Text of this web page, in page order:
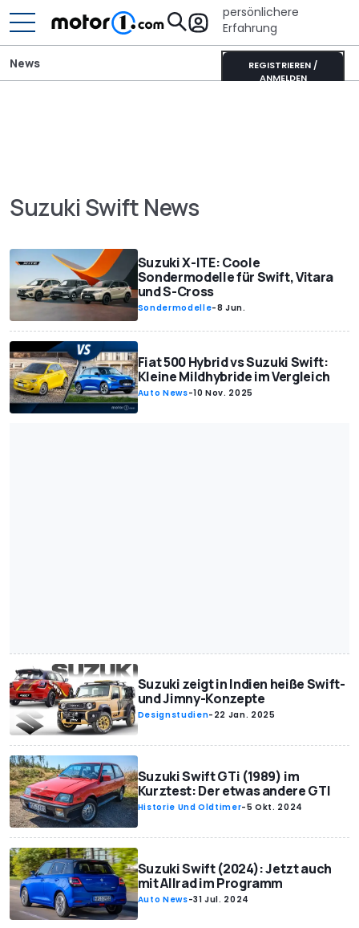
persönlichere
Erfahrung
REGISTRIEREN /
ANMELDEN
News
Suzuki Swift News
Suzuki X-ITE: Coole
Sondermodelle für Swift, Vitara
und S-Cross
Sondermodelle-8 Jun.
Fiat 500 Hybrid vs Suzuki Swift:
Kleine Mildhybride im Vergleich
Auto News-10 Nov. 2025
Suzuki zeigt in Indien heiße Swift-
und Jimny-Konzepte
Designstudien- 22 Jan. 2025
Suzuki Swift GTi (1989) im
Kurztest: Der etwas andere GTI
Historie Und Oldtimer-5 Okt. 2024
Suzuki Swift (2024): Jetzt auch
mit Allrad im Programm
Auto News-31 Jul. 2024